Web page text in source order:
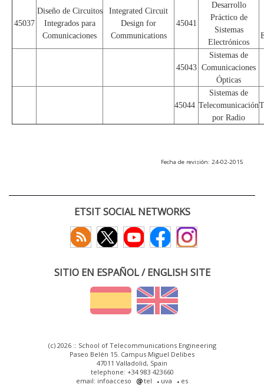
45037
Diseño de Circuitos
Integrados para
Comunicaciones
Integrated Circuit
Design for
Communications
45041
Desarrollo
Práctico de
Sistemas
Electrónicos
45043
Sistemas de
Comunicaciones
Ópticas
45044
Sistemas de
Telecomunicación
por Radio
Fecha de revisión: 24-02-2015
ETSIT SOCIAL NETWORKS
SITIO EN ESPAÑOL / ENGLISH SITE
(c) 2026 :: School of Telecommunications Engineering
Paseo Belén 15. Campus Miguel Delibes
47011 Valladolid, Spain
telephone: +34 983 423660
email: infoacceso
tel uva es